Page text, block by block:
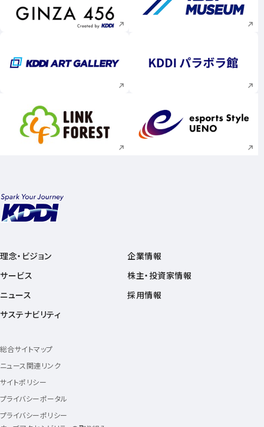
新規ウィンドウで開く 新規ウィンドウで
新規ウィンドウで開く 新規ウィンドウで
新規ウィンドウで開く 新規ウィンドウで
理念・ビジョン
サービス
ニュース
サステナビリティ
企業情報
株主・投資家情報
採用情報
総合サイトマップ
ニュース関連リンク
サイトポリシー
プライバシーポータル
プライバシーポリシー